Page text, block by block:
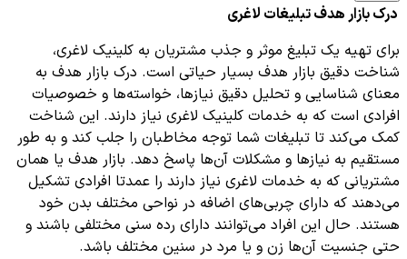
درک بازار هدف تبلیغات لاغری
برای تهیه یک تبلیغ موثر و جذب مشتریان به کلینیک لاغری،
شناخت دقیق بازار هدف بسیار حیاتی است. درک بازار هدف به
معنای شناسایی و تحلیل دقیق نیازها، خواسته‌ها و خصوصیات
افرادی است که به خدمات کلینیک لاغری نیاز دارند. این شناخت
کمک می‌کند تا تبلیغات شما توجه مخاطبان را جلب کند و به طور
مستقیم به نیازها و مشکلات آن‌ها پاسخ دهد. بازار هدف یا همان
مشتریانی که به خدمات لاغری نیاز دارند را عمدتا افرادی تشکیل
می‌دهند که دارای چربی‌های اضافه در نواحی مختلف بدن خود
هستند. حال این افراد می‌توانند دارای رده سنی مختلفی باشند و
حتی جنسیت آن‌ها زن و یا مرد در سنین مختلف باشد.